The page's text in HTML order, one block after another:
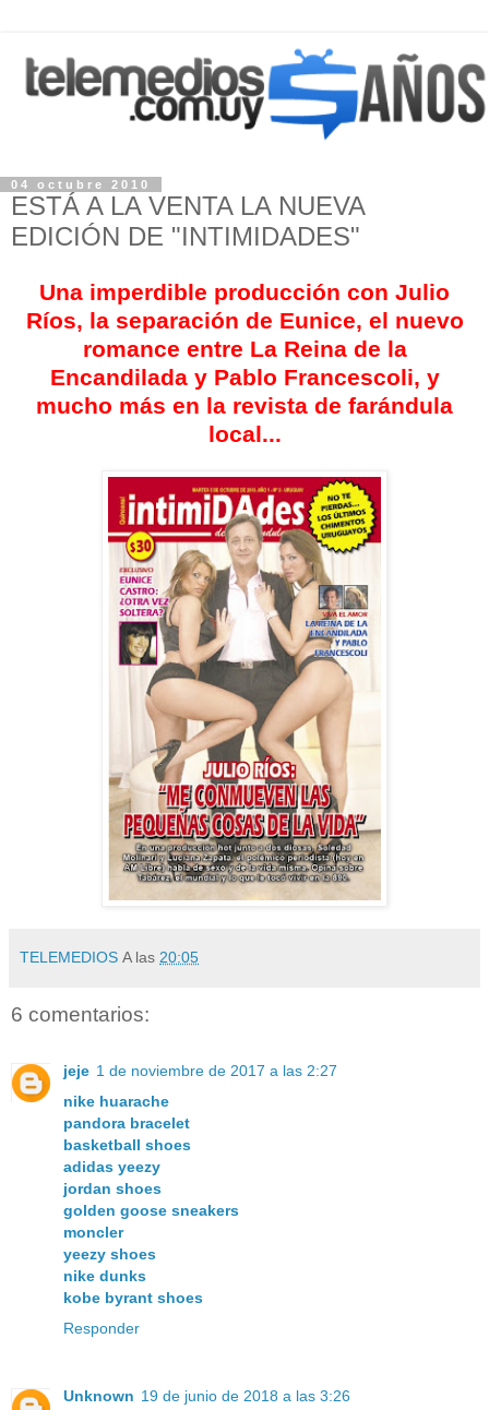
04 octubre 2010
ESTÁ A LA VENTA LA NUEVA
EDICIÓN DE "INTIMIDADES"
Una imperdible producción con Julio
Ríos, la separación de Eunice, el nuevo
romance entre La Reina de la
Encandilada y Pablo Francescoli, y
mucho más en la revista de farándula
local...
TELEMEDIOS A las 20:05
6 comentarios:
jeje 1 de noviembre de 2017 a las 2:27
nike huarache
pandora bracelet
basketball shoes
adidas yeezy
jordan shoes
golden goose sneakers
moncler
yeezy shoes
nike dunks
kobe byrant shoes
Responder
Unknown 19 de junio de 2018 a las 3:26